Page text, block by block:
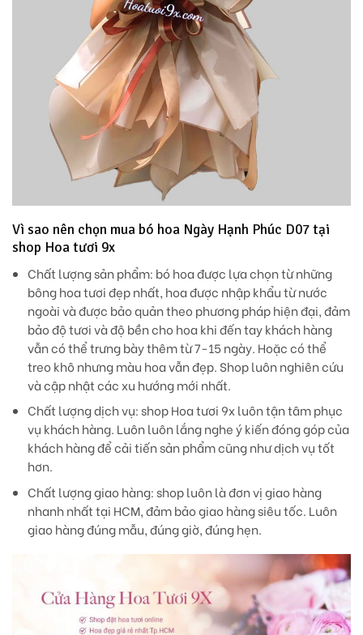
Vì sao nên chọn mua bó hoa Ngày Hạnh Phúc D07 tại
shop Hoa tươi 9x
Chất lượng sản phẩm: bó hoa được lựa chọn từ những
bông hoa tươi đẹp nhất, hoa được nhập khẩu từ nước
ngoài và được bảo quản theo phương pháp hiện đại, đảm
bảo độ tươi và độ bền cho hoa khi đến tay khách hàng
vẫn có thể trưng bày thêm từ 7-15 ngày. Hoặc có thể
treo khô nhưng màu hoa vẫn đẹp. Shop luôn nghiên cứu
và cập nhật các xu hướng mới nhất.
Chất lượng dịch vụ: shop Hoa tươi 9x luôn tận tâm phục
vụ khách hàng. Luôn luôn lắng nghe ý kiến đóng góp của
khách hàng để cải tiến sản phẩm cũng như dịch vụ tốt
hơn.
Chất lượng giao hàng: shop luôn là đơn vị giao hàng
nhanh nhất tại HCM, đảm bảo giao hàng siêu tốc. Luôn
giao hàng đúng mẫu, đúng giờ, đúng hẹn.